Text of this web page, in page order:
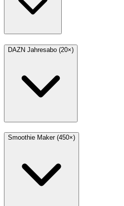
DAZN Jahresabo (20×)
Smoothie Maker (450×)